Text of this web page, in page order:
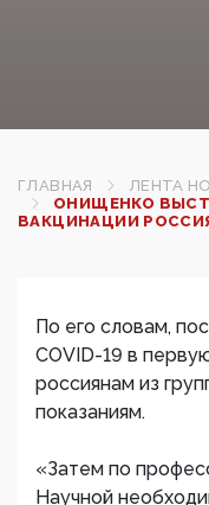
ГЛАВНАЯ
ЛЕНТА
ОНИЩЕНКО
ВАКЦИНАЦИИ
По его словам,
COVID-19 в
россиянам из
показаниям.
«Затем по
Научной